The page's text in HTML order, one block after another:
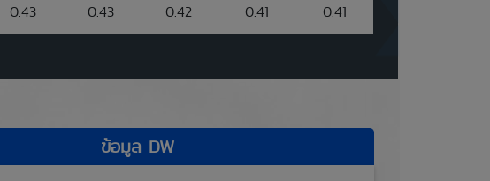
0.43 0.43 0.42 0.41 0.41
ข้อมูล DW